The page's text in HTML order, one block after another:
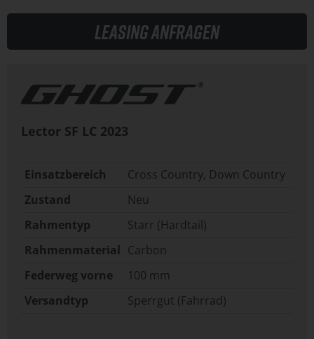
Leasing anfragen
Lector SF LC 2023
Einsatzbereich
Cross Country, Down Country
Zustand
Neu
Rahmentyp
Starr (Hardtail)
Rahmenmaterial Carbon
Federweg vorne
100 mm
Versandtyp
Sperrgut (Fahrrad)